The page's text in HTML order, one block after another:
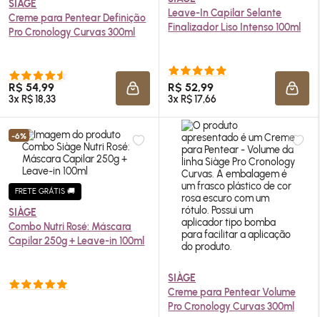
SIÀGE
Creme para Pentear Definição
Pro Cronology Curvas 300ml
R$ 54,99
3x R$ 18,33 ADICIONAR À SACOLA
Leave-In Capilar Selante
Finalizador Liso Intenso 100ml
R$ 52,99
3x R$ 17,66
-6%
FRETE GRÁTIS 🚚
SIÀGE
Combo Nutri Rosé: Máscara
Capilar 250g + Leave-in 100ml
SIÀGE
Creme para Pentear Volume
Pro Cronology Curvas 300ml